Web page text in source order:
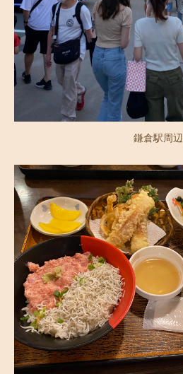
鎌倉駅周辺